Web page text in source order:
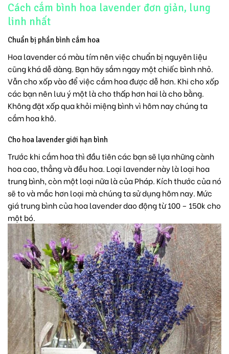
Cách cắm bình hoa lavender đơn giản, lung
linh nhất
Chuẩn bị phần bình cắm hoa
Hoa lavender có màu tím nên việc chuẩn bị nguyên liệu
cũng khá dễ dàng. Bạn hãy sắm ngay một chiếc bình nhỏ.
Vẫn cho xốp vào để việc cắm hoa được dễ hơn. Khi cho xốp
các bạn nên lưu ý một là cho thấp hơn hai là cho bằng.
Không đặt xốp qua khỏi miệng bình vì hôm nay chúng ta
cắm hoa khô.
Cho hoa lavender giới hạn bình
Trước khi cắm hoa thì đầu tiên các bạn sẽ lựa những cành
hoa cao, thẳng và đều hoa. Loại lavender này là loại hoa
trung bình, còn một loại nữa là của Pháp. Kích thước của nó
sẽ to và mắc hơn loại mà chúng ta sử dụng hôm nay. Mức
giá trung bình của hoa lavender dao động từ 100 – 150k cho
một bó.